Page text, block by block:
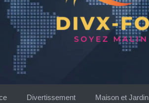
Divertissement Maison et Jardin